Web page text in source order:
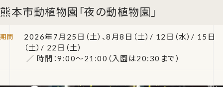
熊本市動植物園「夜の動植物園」
2026年7月25日（土）、8月8日（土）/ 12日（水）/ 15日
（土）/ 22日（土）
／ 時間：9:00〜21:00（入園は20:30まで）